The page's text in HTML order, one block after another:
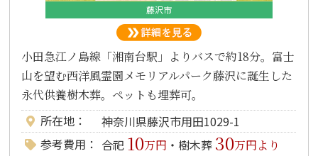
藤沢市
小田急江ノ島線「湘南台駅」よりバスで約18分。富士
山を望む西洋風霊園メモリアルパーク藤沢に誕生した
永代供養樹木葬。ペットも埋葬可。
所在地
神奈川県藤沢市用田1029-1
参考費用
合祀 10万円 ・樹木葬 30万円より